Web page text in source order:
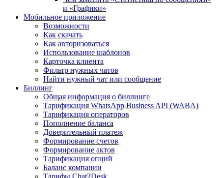
и «Графики»
Мобильное приложение
Возможности
Как скачать
Как авторизоваться
Использование шаблонов
Карточка клиента
Фильтр нужных чатов
Найти нужный чат или сообщение
Биллинг
Общая информация о биллинге
Тарификация WhatsApp Business API (WABA)
Тарификация операторов
Пополнение баланса
Доверительный платеж
Формирование счетов
Формирование актов
Тарификация опций
Баланс компании
Тарифы Chat2Desk